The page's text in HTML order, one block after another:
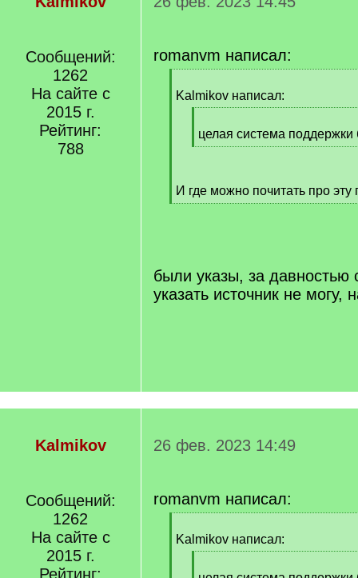
Сообщений:
1262
На сайте с
2015 г.
Рейтинг:
788
romanvm написал:
q
Kalmikov написал:
q
]
целая система
[
]
И где можно почитать про эту
[
были указы, за давностью
указать источник не могу,
Kalmikov
Сообщений:
1262
На сайте с
2015 г.
Рейтинг:
26 фев. 2023 14:49
romanvm написал:
q
Kalmikov написал: